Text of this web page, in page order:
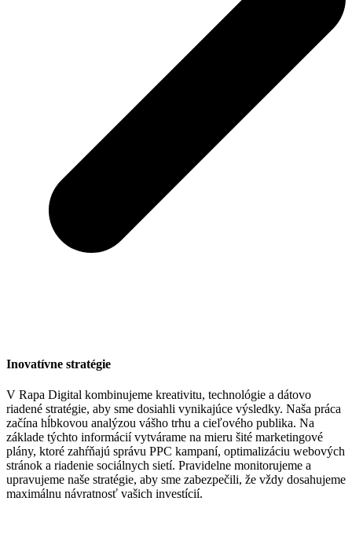
Inovatívne stratégie
V Rapa Digital kombinujeme kreativitu, technológie a dátovo
riadené stratégie, aby sme dosiahli vynikajúce výsledky. Naša práca
začína hĺbkovou analýzou vášho trhu a cieľového publika. Na
základe týchto informácií vytvárame na mieru šité marketingové
plány, ktoré zahŕňajú správu PPC kampaní, optimalizáciu webových
stránok a riadenie sociálnych sietí. Pravidelne monitorujeme a
upravujeme naše stratégie, aby sme zabezpečili, že vždy dosahujeme
maximálnu návratnosť vašich investícií.